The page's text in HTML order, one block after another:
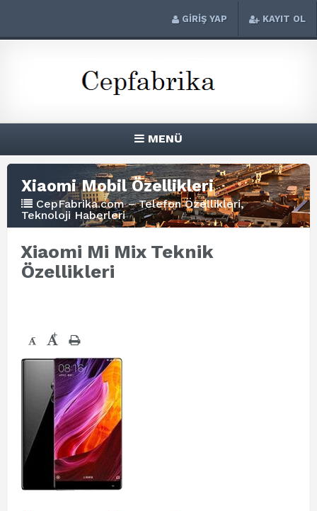
GİRİŞ YAP KAYIT OL
MENÜ
Xiaomi Mobil Özellikleri
CepFabrika.com – Telefon Özellikleri,
Teknoloji Haberleri
Xiaomi Mi Mix Teknik
Özellikleri
- +